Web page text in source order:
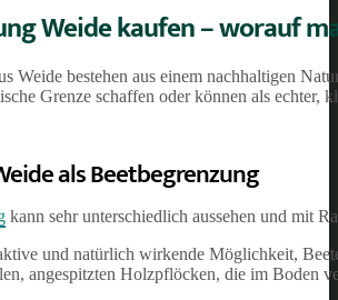
Weide kaufen – worauf
Weide bestehen aus einem nachhaltigen
Grenze schaffen oder können als
als Beetbegrenzung
kann sehr unterschiedlich aussehen und mit
und natürlich wirkende Möglichkeit,
angespitzten Holzpflöcken, die im Boden